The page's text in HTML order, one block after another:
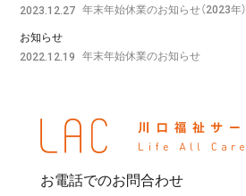
2023.12.27 年末年始休業のお知らせ（2023年）
2022.12.19
お知らせ
年末年始休業のお知らせ
お電話でのお問合わせ